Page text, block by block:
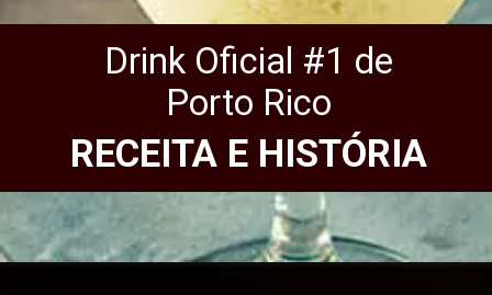
Drink Oficial #1 de
Porto Rico
RECEITA E HISTÓRIA